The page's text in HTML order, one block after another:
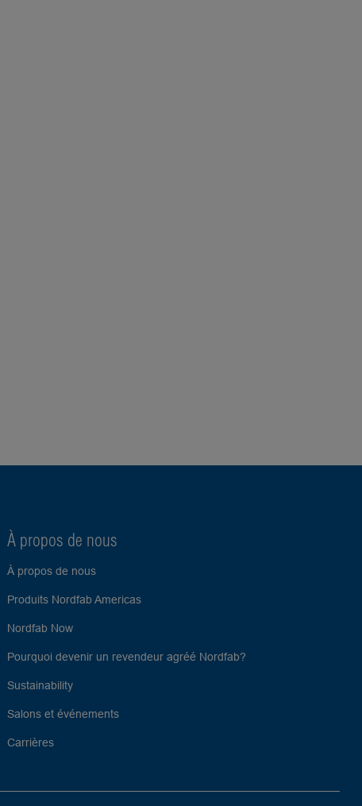
À propos de nous
À propos de nous
Produits Nordfab Americas
Nordfab Now
Pourquoi devenir un revendeur agréé Nordfab?
Sustainability
Salons et événements
Carrières